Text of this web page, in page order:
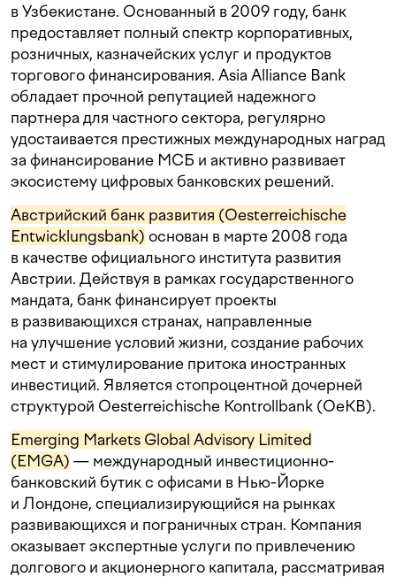
в Узбекистане. Основанный в 2009 году, банк
предоставляет полный спектр корпоративных,
розничных, казначейских услуг и продуктов
торгового финансирования. Asia Alliance Bank
обладает прочной репутацией надежного
партнера для частного сектора, регулярно
удостаивается престижных международных наград
за финансирование МСБ и активно развивает
экосистему цифровых банковских решений.
Австрийский банк развития (Oesterreichische
Entwicklungsbank) основан в марте 2008 года
в качестве официального института развития
Австрии. Действуя в рамках государственного
мандата, банк финансирует проекты
в развивающихся странах, направленные
на улучшение условий жизни, создание рабочих
мест и стимулирование притока иностранных
инвестиций. Является стопроцентной дочерней
структурой Oesterreichische Kontrollbank (OeKB).
Emerging Markets Global Advisory Limited
(EMGA) — международный инвестиционно-
банковский бутик с офисами в Нью-Йорке
и Лондоне, специализирующийся на рынках
развивающихся и пограничных стран. Компания
оказывает экспертные услуги по привлечению
долгового и акционерного капитала, рассматривая